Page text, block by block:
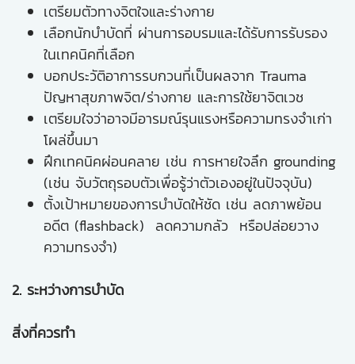
เตรียมตัวทางจิตใจและร่างกาย
เลือกนักบำบัดที่ ผ่านการอบรมและได้รับการรับรอง
ในเทคนิคที่เลือก
บอกประวัติอาการรบกวนที่เป็นผลจาก Trauma
ปัญหาสุขภาพจิต/ร่างกาย และการใช้ยาจิตเวช
เตรียมใจว่าอาจมีอารมณ์รุนแรงหรือความทรงจำเก่า
โผล่ขึ้นมา
ฝึกเทคนิคผ่อนคลาย เช่น การหายใจลึก grounding
(เช่น จับวัตถุรอบตัวเพื่อรู้ว่าตัวเองอยู่ในปัจจุบัน)
ตั้งเป้าหมายของการบำบัดให้ชัด เช่น ลดภาพย้อน
อดีต (flashback) ลดความกลัว หรือปล่อยวาง
ความทรงจำ)
2. ระหว่างการบำบัด
สิ่งที่ควรทำ